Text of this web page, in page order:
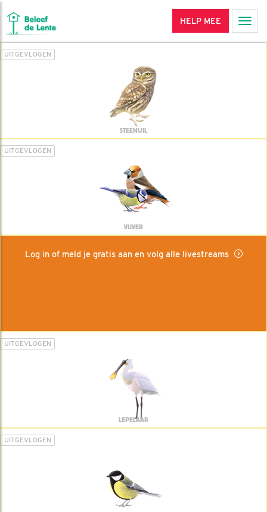
HELP MEE
UITGEVLOGEN
STEENUIL
UITGEVLOGEN
VIJVER
Log in of meld je gratis aan en volg alle livestreams
UITGEVLOGEN
LEPELAAR
UITGEVLOGEN